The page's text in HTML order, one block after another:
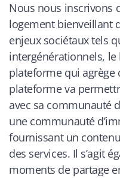
Nous nous inscrivons
logement bienveillant
enjeux sociétaux tels
intergénérationnels, le
plateforme qui agrège
plateforme va
avec sa communauté
une communauté
fournissant un
des services. Il s’agit
moments de partage